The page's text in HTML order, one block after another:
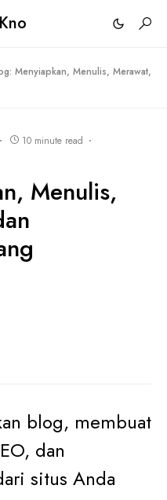
Menyiapkan, Menulis, Merawat,
10 minute read
Menulis,
blog, membuat
dan
situs Anda